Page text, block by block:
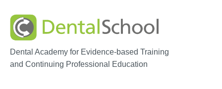
Dental Academy for Evidence-based Training
and Continuing Professional Education